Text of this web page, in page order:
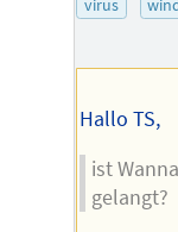
virus
Hallo TS,
ist
gelangt?